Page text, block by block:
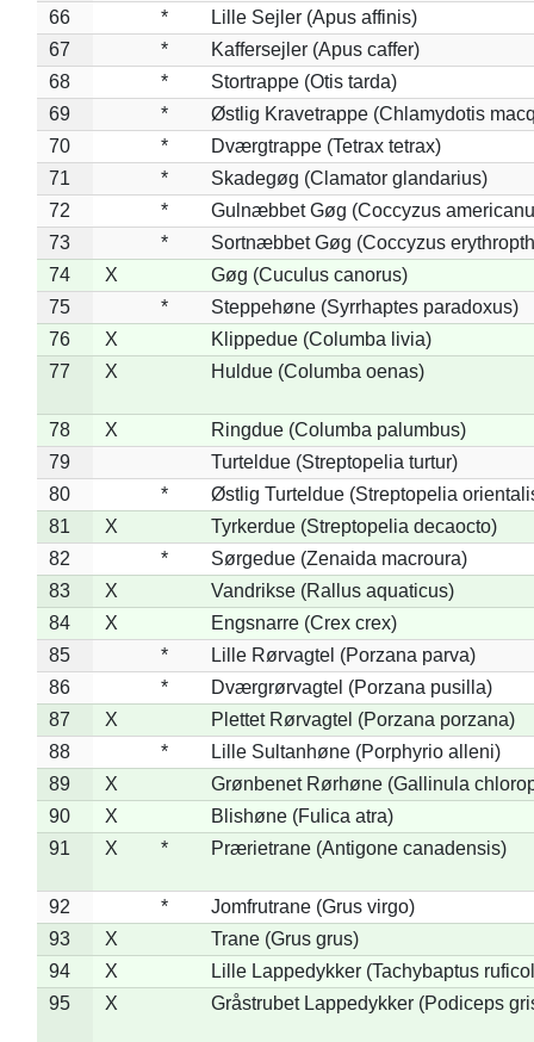
66
*
Lille Sejler (Apus affinis)
67
*
Kaffersejler (Apus caffer)
68
*
Stortrappe (Otis tarda)
69
*
Østlig Kravetrappe (Chlamydotis
70
*
Dværgtrappe (Tetrax tetrax)
71
*
Skadegøg (Clamator glandarius)
72
*
Gulnæbbet Gøg (Coccyzus
73
*
Sortnæbbet Gøg (Coccyzus
74
X
Gøg (Cuculus canorus)
75
*
Steppehøne (Syrrhaptes paradoxus)
76
X
Klippedue (Columba livia)
77
X Huldue (Columba oenas)
78 X
Ringdue (Columba palumbus)
79
Turteldue (Streptopelia turtur)
80
*
Østlig Turteldue (Streptopelia
81
X
Tyrkerdue (Streptopelia decaocto)
82
*
Sørgedue (Zenaida macroura)
83
X
Vandrikse (Rallus aquaticus)
84
X
Engsnarre (Crex crex)
85
*
Lille Rørvagtel (Porzana parva)
86
*
Dværgrørvagtel (Porzana pusilla)
87
X
Plettet Rørvagtel (Porzana porzana)
88
*
Lille Sultanhøne (Porphyrio alleni)
89
X
Grønbenet Rørhøne (Gallinula
90
X
Blishøne (Fulica atra)
91
X * Prærietrane (Antigone canadensis)
92 *
Jomfrutrane (Grus virgo)
93
X
Trane (Grus grus)
94
X
Lille Lappedykker (Tachybaptus
95
X Gråstrubet Lappedykker (Podiceps